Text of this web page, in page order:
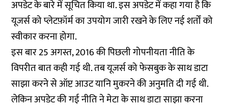
अपडेट के बारे में सूचित किया था. इस अपडेट में कहा गया है कि
यूजर्स को प्लेटफ़ॉर्म का उपयोग जारी रखने के लिए नई शर्तों को
स्वीकार करना होगा.
इस बार 25 अगस्त, 2016 की पिछली गोपनीयता नीति के
विपरीत बात कही गई थी. तब यूजर्स को फेसबुक के साथ डाटा
साझा करने से ऑप्ट आउट यानि मुकरने की अनुमति दी गई थी.
लेकिन अपडेट की गई नीति ने मेटा के साथ डाटा साझा करना